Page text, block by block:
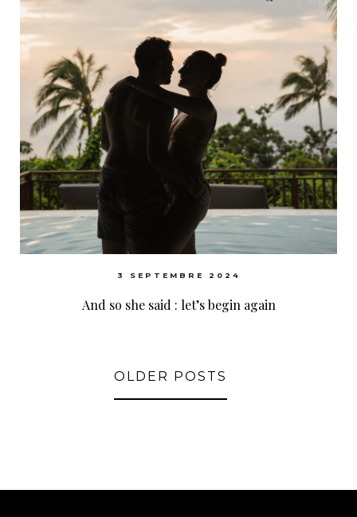
3 SEPTEMBRE 2024
And so she said : let’s begin again
OLDER POSTS